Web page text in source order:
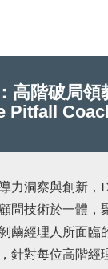
高階破局
Pitfall
力洞察與創新，
問技術於一體，
繭經理人所面臨
針對每位高階經